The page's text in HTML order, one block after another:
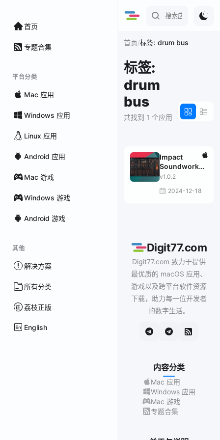
首页
专题合集
平台分类
Mac 应用
Windows 应用
Linux 应用
Android 应用
Mac 游戏
Windows 游戏
Android 游戏
其他
解决方案
所有分类
荔枝正版
English
首页/标签: drum bus
标签:
drum
bus
共找到 1 个应用
Impact
Soundworks
Tape Sculptor
v1.0.2
2024-12-18
Digit77.com
Digit77.com 致力于提供
最优质的 macOS 应用、
游戏以及跨平台软件资源
下载，助力每一位开发者
的数字生活。
内容分类
Mac 应用
Windows 应用
Mac 游戏
专题合集